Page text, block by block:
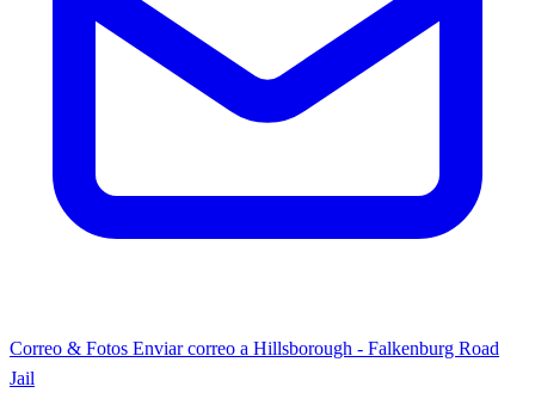
Correo & Fotos Enviar correo a Hillsborough - Falkenburg Road
Jail